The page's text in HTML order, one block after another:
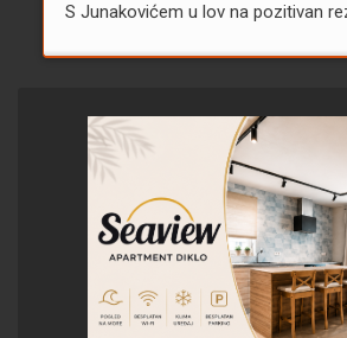
S Junakovićem u lov na pozitivan